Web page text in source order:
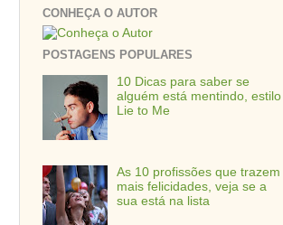
CONHEÇA O AUTOR
POSTAGENS POPULARES
10 Dicas para saber se
alguém está mentindo, estilo
Lie to Me
As 10 profissões que trazem
mais felicidades, veja se a
sua está na lista